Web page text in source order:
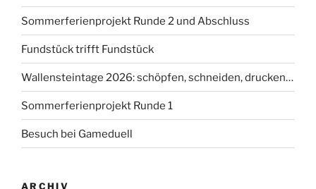
Sommerferienprojekt Runde 2 und Abschluss
Fundstück trifft Fundstück
Wallensteintage 2026: schöpfen, schneiden, drucken…
Sommerferienprojekt Runde 1
Besuch bei Gameduell
ARCHIV